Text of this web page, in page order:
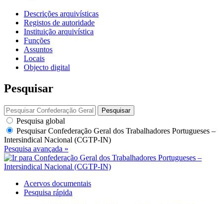
Descrições arquivísticas
Registos de autoridade
Instituição arquivística
Funções
Assuntos
Locais
Objecto digital
Pesquisar
Pesquisar
Pesquisa global
PesquisarConfederação Geral dos Trabalhadores Portugueses –
Intersindical Nacional (CGTP-IN)
Pesquisa avançada »
Acervos documentais
Pesquisa rápida